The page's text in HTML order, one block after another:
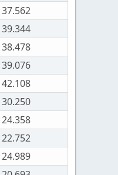
37.562
39.344
38.478
39.076
42.108
30.250
24.358
22.752
24.989